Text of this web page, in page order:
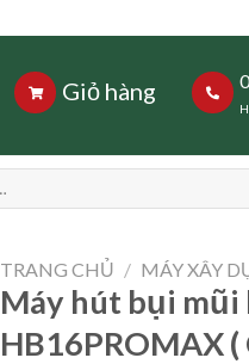
Giỏ hàng
TRANG CHỦ / MÁY XÂY
Máy hút bụi
HB16PROMAX (